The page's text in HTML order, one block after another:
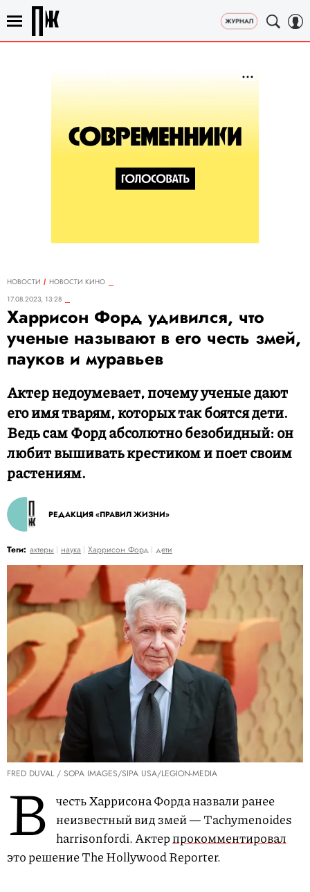
НОВОСТИ
НОВОСТИ КИНО
17.08.2023, 13:28
Харрисон Форд удивился, что
ученые называют в его честь змей,
пауков и муравьев
Актер недоумевает, почему ученые дают
его имя тварям, которых так боятся дети.
Ведь сам Форд абсолютно безобидный: он
любит вышивать крестиком и поет своим
растениям.
РЕДАКЦИЯ «ПРАВИЛ ЖИЗНИ»
Теги: актеры наука Харрисон Форд дети
FRED DUVAL / SOPA IMAGES/SIPA USA/LEGION-MEDIA
В честь Харрисона Форда назвали ранее
неизвестный вид змей — Tachymenoides
harrisonfordi. Актерпрокомментировал
это решение The Hollywood Reporter.